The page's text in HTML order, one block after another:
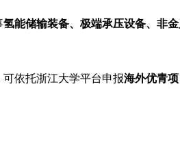
氢能储输装备、极端承压设备、非
依托浙江大学平台申报海外优青项